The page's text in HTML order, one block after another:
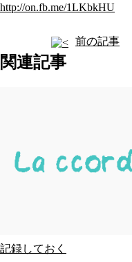
http://on.fb.me/1LKbkHU
前の記事
関連記事
記録しておく